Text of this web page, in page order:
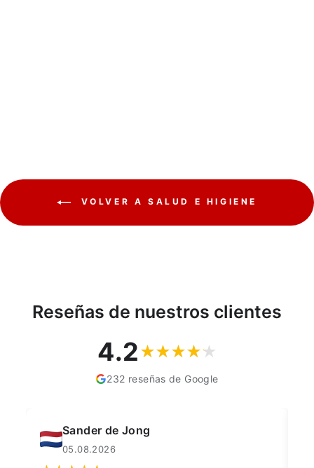
VOLVER A SALUD E HIGIENE
Reseñas de nuestros clientes
4.2
232 reseñas de Google
Muahmmet Karadag
04.08.2026